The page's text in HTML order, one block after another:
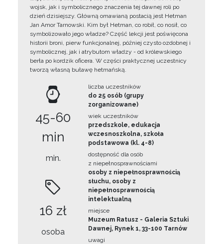
wojsk, jak i symbolicznego znaczenia tej dawnej roli po
dzień dzisiejszy. Główną omawianą postacią jest Hetman
Jan Amor Tarnowski. Kim był Hetman, co robił, co nosił, co
symbolizowało jego władze? Część lekcji jest poświęcona
historii broni, pierw funkcjonalnej, później czysto ozdobnej i
symbolicznej, jak i atrybutom władzy - od królewskiego
berła po kordzik oficera. W części praktycznej uczestnicy
tworzą własną buławę hetmańską.
45-60
min
min.
16 zł
osoba
liczba uczestników
do 25 osób (grupy
zorganizowane)
wiek uczestników
przedszkole, edukacja
wczesnoszkolna, szkoła
podstawowa (kl. 4-8)
dostępność dla osób
z niepełnosprawnościami
osoby z niepełnosprawnością
słuchu, osoby z
niepełnosprawnością
intelektualną
miejsce
Muzeum Ratusz - Galeria Sztuki
Dawnej, Rynek 1, 33-100 Tarnów
uwagi